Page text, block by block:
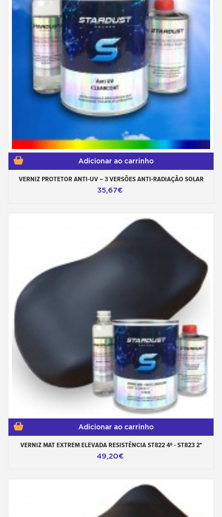
Adicionar ao carrinho
VERNIZ PROTETOR ANTI-UV – 3 VERSÕES ANTI-RADIAÇÃO SOLAR
35,67€
Adicionar ao carrinho
VERNIZ MAT EXTREM ELEVADA RESISTÊNCIA ST822 4º - ST823 2°
49,20€